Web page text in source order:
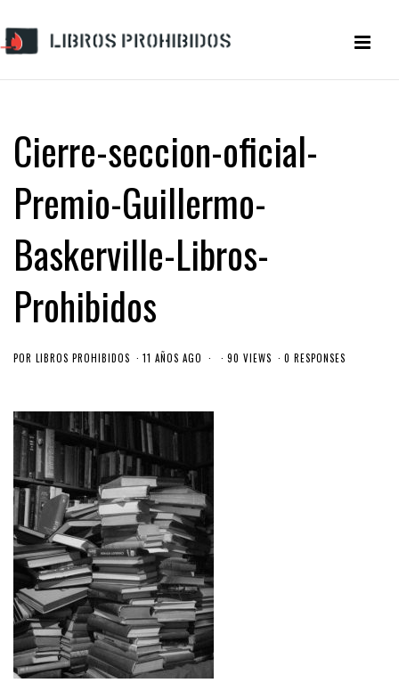
Cierre-seccion-oficial-
Premio-Guillermo-
Baskerville-Libros-
Prohibidos
POR LIBROS PROHIBIDOS 11 AÑOS AGO 90 VIEWS 0 RESPONSES